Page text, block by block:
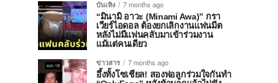
บันเทิง
7 months ago
“มินามิ อาวะ (Minami Awa)” กรา
เวียร์ไอดอล ต้องยกเลิกงานแฟนมีต
หลังไม่มีแฟนคลับมาเข้าร่วมงาน
แม้แต่คนเดียว
ข่าวสาร
7 months ago
อึ้งทั้งโซเชียล! สองพ่อลูกร่วมใจกันทำ